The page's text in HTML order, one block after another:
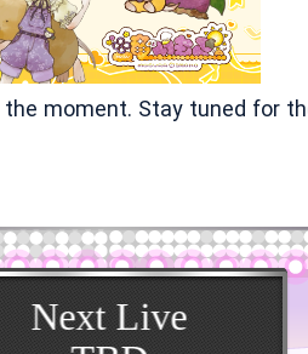
moment. Stay tuned for